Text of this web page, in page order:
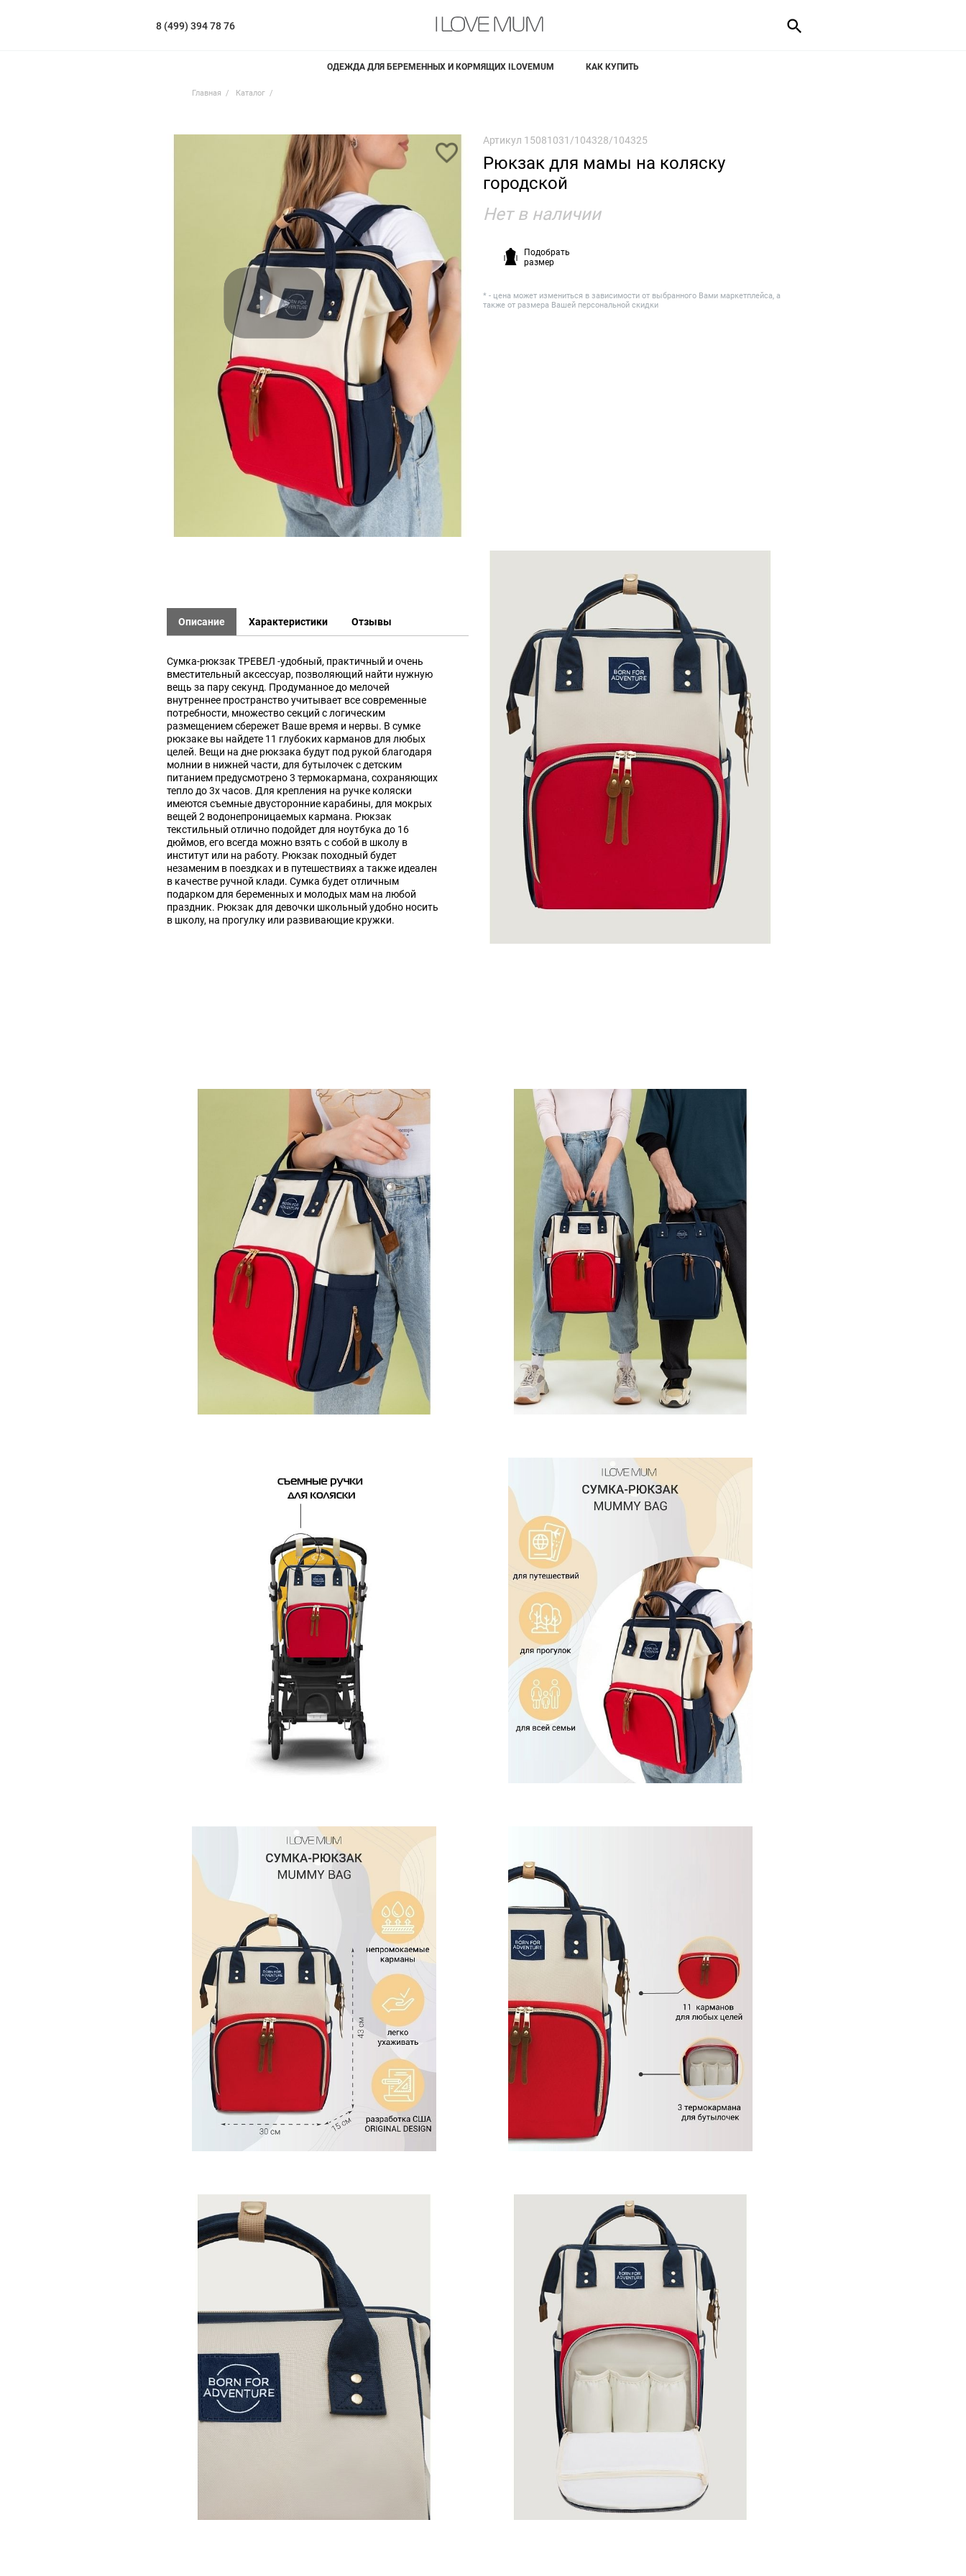
8 (499) 394 78 76
ОДЕЖДА ДЛЯ БЕРЕМЕННЫХ И КОРМЯЩИХ ILOVEMUM КАК КУПИТЬ
Главная Каталог
Артикул 15081031/104328/104325
Рюкзак для мамы на коляску
городской
Нет в наличии
Подобрать
размер
* - цена может измениться в зависимости от выбранного Вами маркетплейса, а
также от размера Вашей персональной скидки
Описание Характеристики Отзывы
Сумка-рюкзак ТРЕВЕЛ -удобный, практичный и очень
вместительный аксессуар, позволяющий найти нужную
вещь за пару секунд. Продуманное до мелочей
внутреннее пространство учитывает все современные
потребности, множество секций с логическим
размещением сбережет Ваше время и нервы. В сумке
рюкзаке вы найдете 11 глубоких карманов для любых
целей. Вещи на дне рюкзака будут под рукой благодаря
молнии в нижней части, для бутылочек с детским
питанием предусмотрено 3 термокармана, сохраняющих
тепло до 3х часов. Для крепления на ручке коляски
имеются съемные двусторонние карабины, для мокрых
вещей 2 водонепроницаемых кармана. Рюкзак
текстильный отлично подойдет для ноутбука до 16
дюймов, его всегда можно взять с собой в школу в
институт или на работу. Рюкзак походный будет
незаменим в поездках и в путешествиях а также идеален
в качестве ручной клади. Сумка будет отличным
подарком для беременных и молодых мам на любой
праздник. Рюкзак для девочки школьный удобно носить
в школу, на прогулку или развивающие кружки.